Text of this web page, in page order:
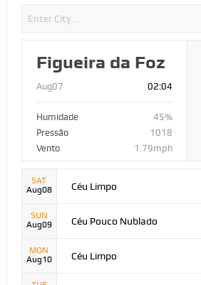
Figueira da Foz
Aug07 02:04
Humidade
45%
Pressão
1018
Vento
1.79mph
SAT
Aug08
Céu Limpo
SUN
Aug09
Céu Pouco Nublado
MON
Aug10
Céu Limpo